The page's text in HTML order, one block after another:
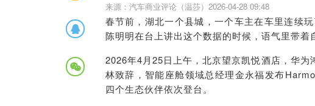
来源：汽车商业评论（温莎）2026-04-28 09:48
春节前，湖北一个县城，一个车主在车里连续玩
陈明明在台上讲出这个数据的时候，语气里带着
2026年4月25日上午，北京望京凯悦酒店，华
林致辞，智能座舱领域总经理金永福发布
四个生态伙伴依次登台。